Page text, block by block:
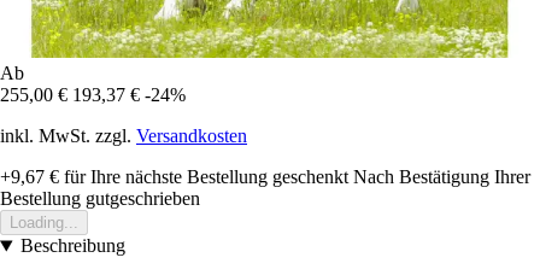
Ab
255,00 € 193,37 € -24%
inkl. MwSt. zzgl. Versandkosten
+9,67 € für Ihre nächste Bestellung geschenkt Nach Bestätigung Ihrer
Bestellung gutgeschrieben
Loading...
Beschreibung